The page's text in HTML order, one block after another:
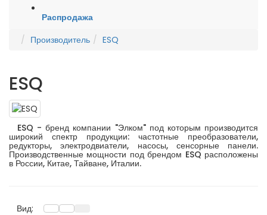
Распродажа
Производитель
ESQ
ESQ
ESQ - бренд компании "Элком" под которым производится
широкий спектр продукции: частотные преобразователи,
редукторы, электродвиатели, насосы, сенсорные панели.
Производственные мощности под брендом ESQ расположены
в России, Китае, Тайване, Италии.
Вид: